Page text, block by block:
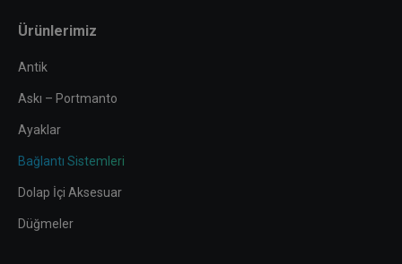
opens
in
window
opens
window
opens
windowwindow
Ürünlerimiz
Antik
Askı – Portmanto
Ayaklar
Bağlantı Sistemleri
Dolap İçi Aksesuar
Düğmeler